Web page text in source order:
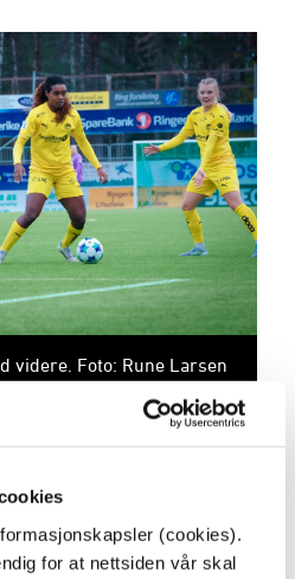
(cookies).
for at nettsiden vår skal
videre. Foto: Rune Larsen